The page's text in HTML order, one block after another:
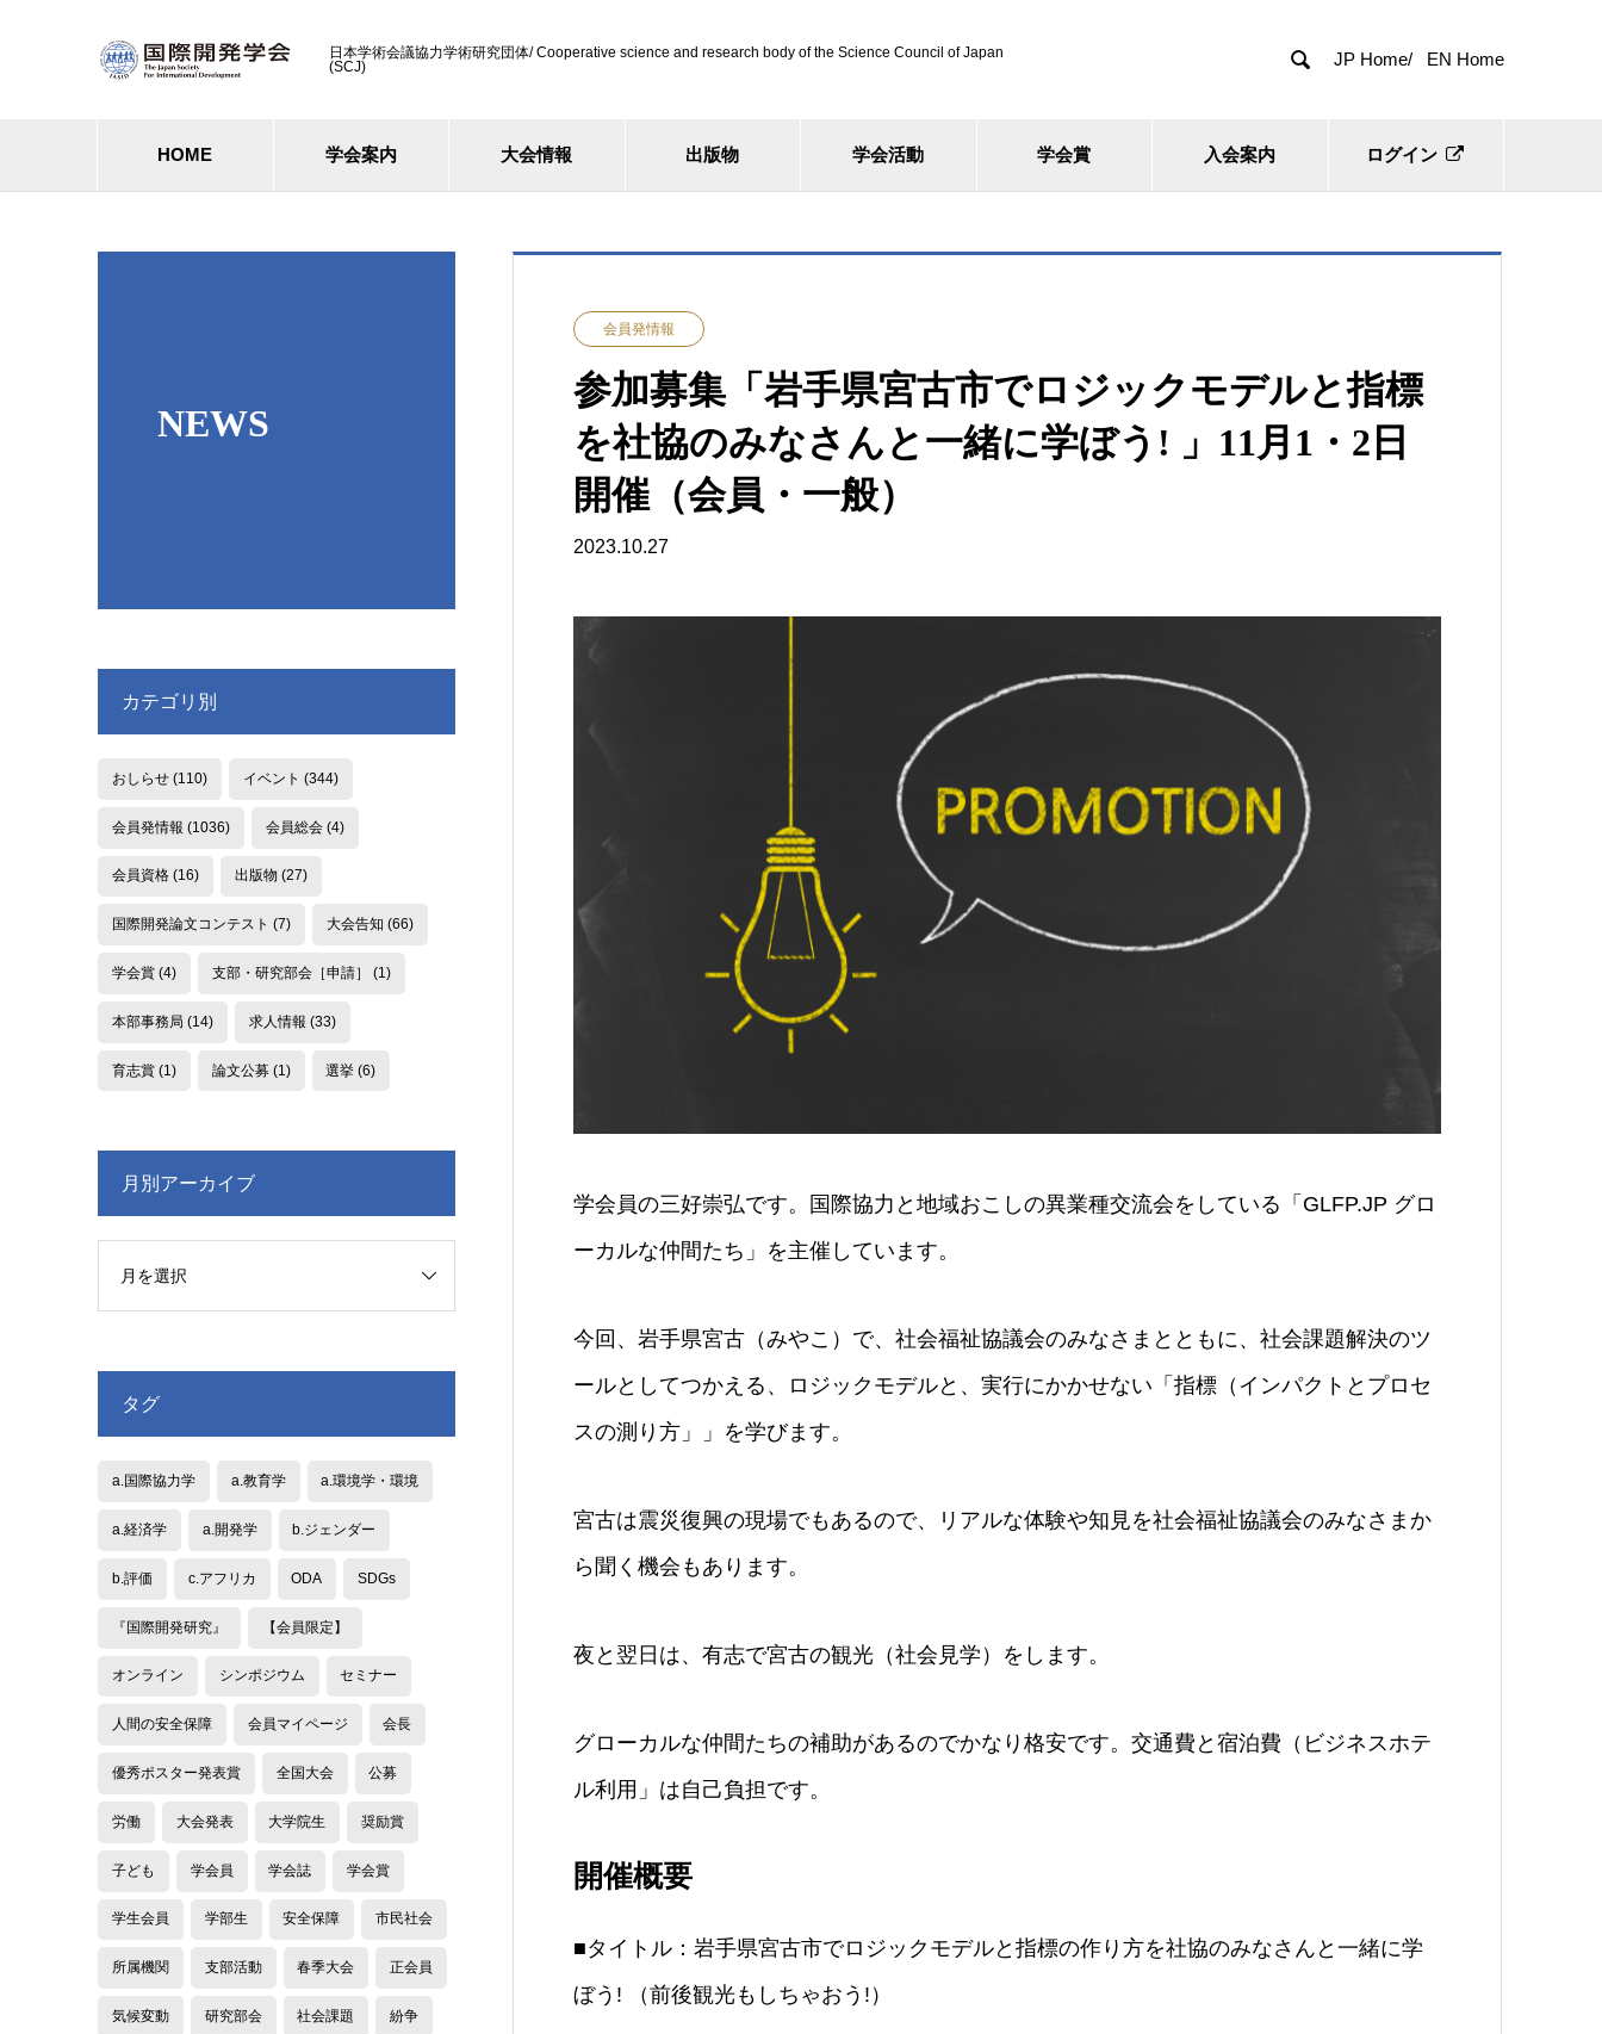
日本学術会議協力学術研究団体/ Cooperative science and research body of the Science Council of Japan
(SCJ)
 JP Home/ EN Home
HOME 学会案内 大会情報 出版物 学会活動 学会賞 入会案内 ログイン
NEWS
会員発情報
参加募集「岩手県宮古市でロジックモデルと指標
を社協のみなさんと一緒に学ぼう! 」11月1・2日
開催（会員・一般）
2023.10.27
学会員の三好崇弘です。国際協力と地域おこしの異業種交流会をしている「GLFP.JP グロ
ーカルな仲間たち」を主催しています。
今回、岩手県宮古（みやこ）で、社会福祉協議会のみなさまとともに、社会課題解決のツ
ールとしてつかえる、ロジックモデルと、実行にかかせない「指標（インパクトとプロセ
スの測り方」」を学びます。
宮古は震災復興の現場でもあるので、リアルな体験や知見を社会福祉協議会のみなさまか
ら聞く機会もあります。
夜と翌日は、有志で宮古の観光（社会見学）をします。
グローカルな仲間たちの補助があるのでかなり格安です。交通費と宿泊費（ビジネスホテ
ル利用」は自己負担です。
開催概要
■タイトル：岩手県宮古市でロジックモデルと指標の作り方を社協のみなさんと一緒に学
ぼう! （前後観光もしちゃおう!）
カテゴリ別
おしらせ(110) イベント (344)
会員発情報 (1036) 会員総会(4)
会員資格(16) 出版物 (27)
国際開発論文コンテスト (7) 大会告知 (66)
学会賞(4) 支部・研究部会［申請］ (1)
本部事務局 (14) 求人情報 (33)
育志賞(1) 論文公募(1) 選挙 (6)
月別アーカイブ
タグ
a.国際協力学 a.教育学 a.環境学・環境
a.経済学 a.開発学 b.ジェンダー
b.評価 c.アフリカ ODA SDGs
『国際開発研究』 【会員限定】
オンライン シンポジウム セミナー
人間の安全保障 会員マイページ 会長
優秀ポスター発表賞 全国大会 公募
労働 大会発表 大学院生 奨励賞
子ども 学会員 学会誌 学会賞
学生会員 学部生 安全保障 市民社会
所属機関 支部活動 春季大会 正会員
気候変動 研究部会 社会課題 紛争